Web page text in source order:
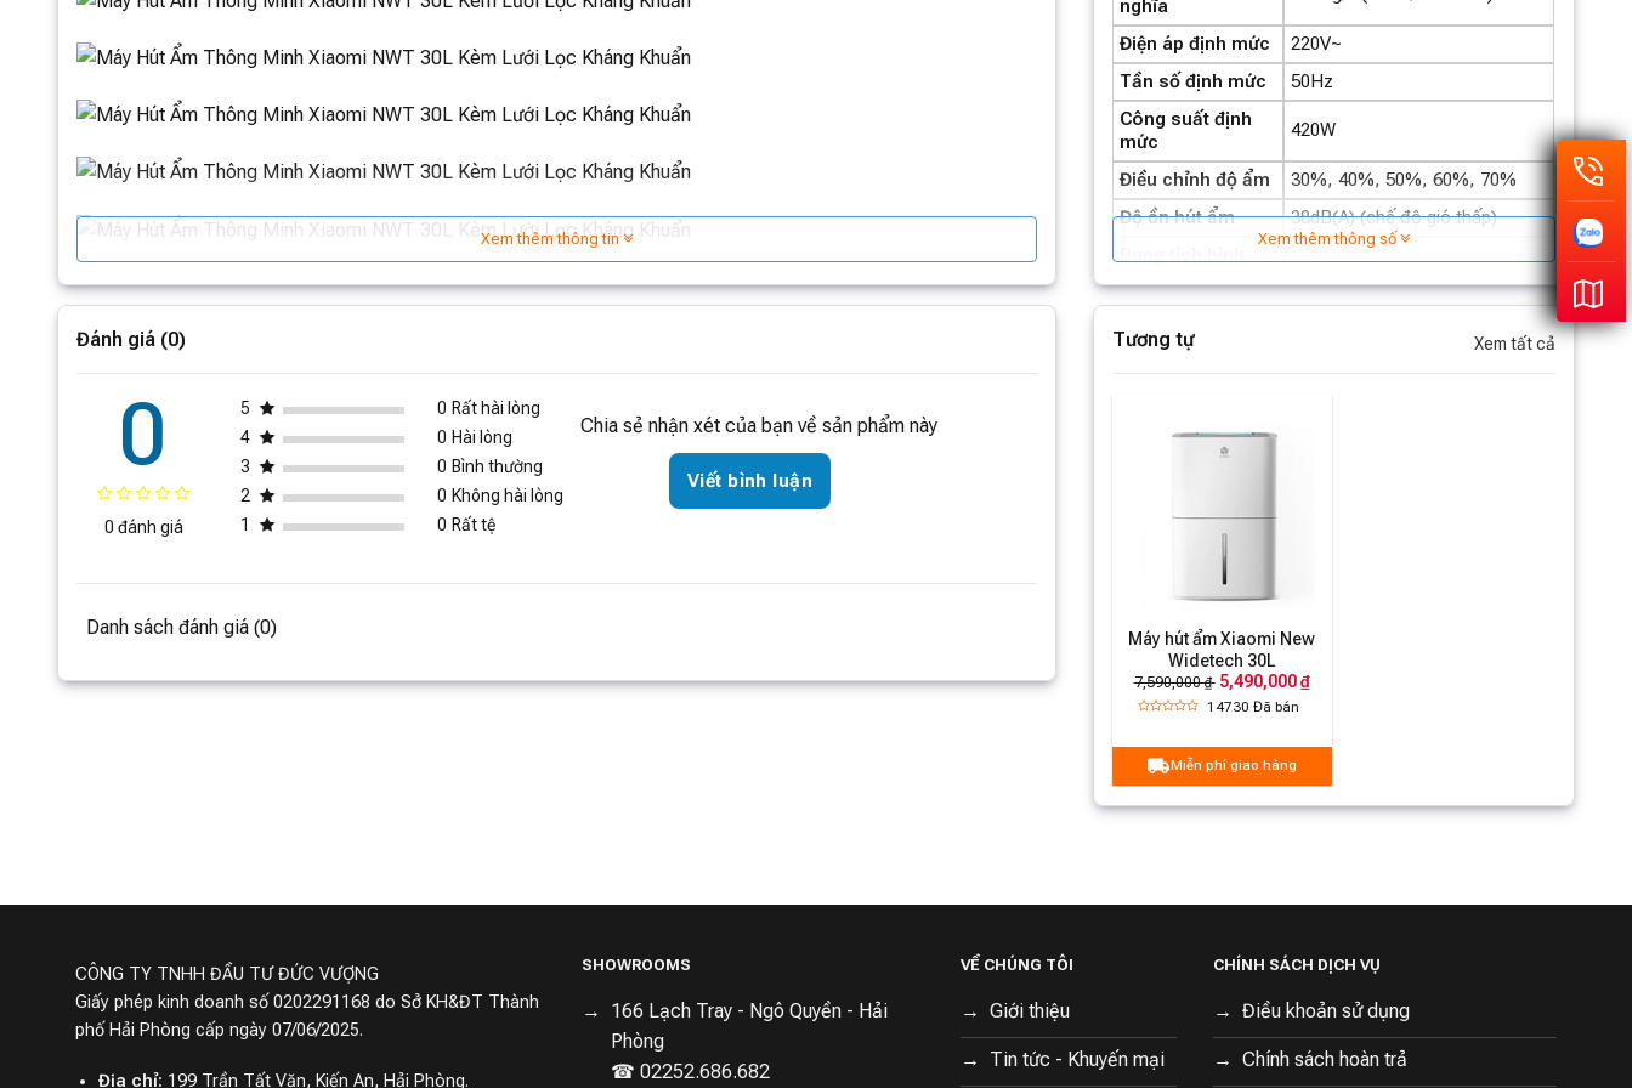
Xem thêm thông tin
nghĩa
Điện áp định mức
220V~
Tần số định mức
50Hz
Công suất định
mức
420W
Điều chỉnh độ ẩm
30%, 40%, 50%, 60%, 70%
Độ ồn hút ẩm
38dB(A) (chế độ gió thấp)
7L
Diện tích áp dụng
Trọng lượng tịnh
Phụ kiện đi kèm
Xem thêm thông số
Đánh giá (0)
0
0 đánh giá
5 0 Rất hài lòng
4
0 Hài lòng
3
0 Bình thường
2
0 Không hài lòng
1
0 Rất tệ
Chia sẻ nhận xét của bạn về sản phẩm này
Viết bình luận
Danh sách đánh giá (0)
Tương tự Xem tất cả
Máy hút ẩm Xiaomi New
Widetech 30L
7,590,000 ₫ 5,490,000 ₫
14730 Đã bán
Miễn phí giao hàng
CÔNG TY TNHH ĐẦU TƯ ĐỨC VƯỢNG
Giấy phép kinh doanh số 0202291168 do Sở KH&ĐT Thành
phố Hải Phòng cấp ngày 07/06/2025.
Địa chỉ: 199 Trần Tất Văn, Kiến An, Hải Phòng.
SHOWROOMS
166 Lạch Tray - Ngô Quyền - Hải
Phòng
☎ 02252.686.682
VỀ CHÚNG TÔI
Giới thiệu
Tin tức - Khuyến mại
CHÍNH SÁCH DỊCH VỤ
Điều khoản sử dụng
Chính sách hoàn trả